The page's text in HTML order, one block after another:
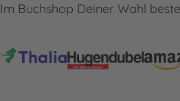
Im Buchshop Deiner Wahl